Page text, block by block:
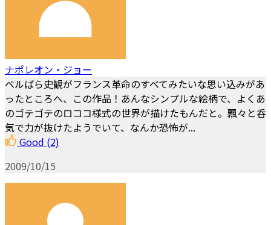
ナポレオン・ジョー
ベルばら史観がフランス革命のすべてみたいな思い込みがあ
ったところへ、この作品！あんなシンプルな絵柄で、よくあ
のゴテゴテのロココ様式の世界が描けたもんだと。飄々と呑
気で力が抜けたようでいて、なんか恐怖が...
Good (2)
2009/10/15